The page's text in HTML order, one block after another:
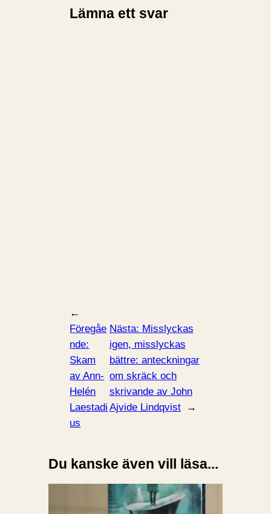
Lämna ett svar
←
Föregåe
nde:
Skam
av Ann-
Helén
Laestadi
us
Nästa: Misslyckas
igen, misslyckas
bättre: anteckningar
om skräck och
skrivande av John
Ajvide Lindqvist
→
Du kanske även vill läsa...